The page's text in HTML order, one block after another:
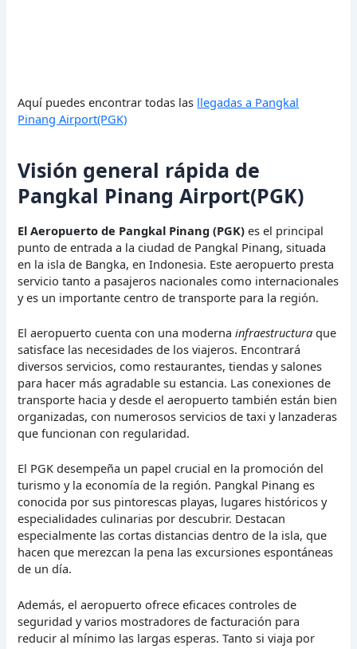
Aquí puedes encontrar todas las llegadas a Pangkal
Pinang Airport(PGK)
Visión general rápida de
Pangkal Pinang Airport(PGK)
El Aeropuerto de Pangkal Pinang (PGK) es el principal
punto de entrada a la ciudad de Pangkal Pinang, situada
en la isla de Bangka, en Indonesia. Este aeropuerto presta
servicio tanto a pasajeros nacionales como internacionales
y es un importante centro de transporte para la región.
El aeropuerto cuenta con una modernainfraestructura que
satisface las necesidades de los viajeros. Encontrará
diversos servicios, como restaurantes, tiendas y salones
para hacer más agradable su estancia. Las conexiones de
transporte hacia y desde el aeropuerto también están bien
organizadas, con numerosos servicios de taxi y lanzaderas
que funcionan con regularidad.
El PGK desempeña un papel crucial en la promoción del
turismo y la economía de la región. Pangkal Pinang es
conocida por sus pintorescas playas, lugares históricos y
especialidades culinarias por descubrir. Destacan
especialmente las cortas distancias dentro de la isla, que
hacen que merezcan la pena las excursiones espontáneas
de un día.
Además, el aeropuerto ofrece eficaces controles de
seguridad y varios mostradores de facturación para
reducir al mínimo las largas esperas. Tanto si viaja por